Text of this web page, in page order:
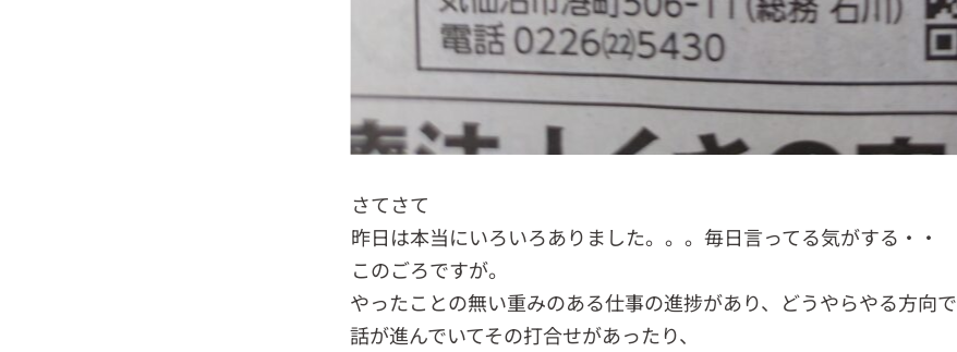
さてさて
昨日は本当にいろいろありました。。。毎日言ってる気がする・・
このごろですが。
やったことの無い重みのある仕事の進捗があり、どうやらやる方向で
話が進んでいてその打合せがあったり、